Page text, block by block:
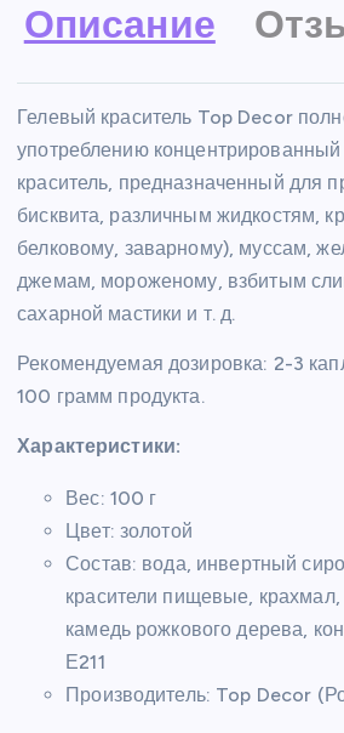
Описание
Гелевый краситель Top Decor
употреблению
краситель, предназначенный для
бисквита, различным жидкостям,
белковому, заварному), муссам,
джемам, мороженому, взбитым
сахарной мастики и т. д.
Рекомендуемая дозировка: 2-3
100 грамм продукта.
Характеристики:
Вес: 100 г
Цвет: золотой
Состав: вода, инвертный
красители пищевые, крахмал,
камедь рожкового дерева,
Е211
Производитель: Top Decor